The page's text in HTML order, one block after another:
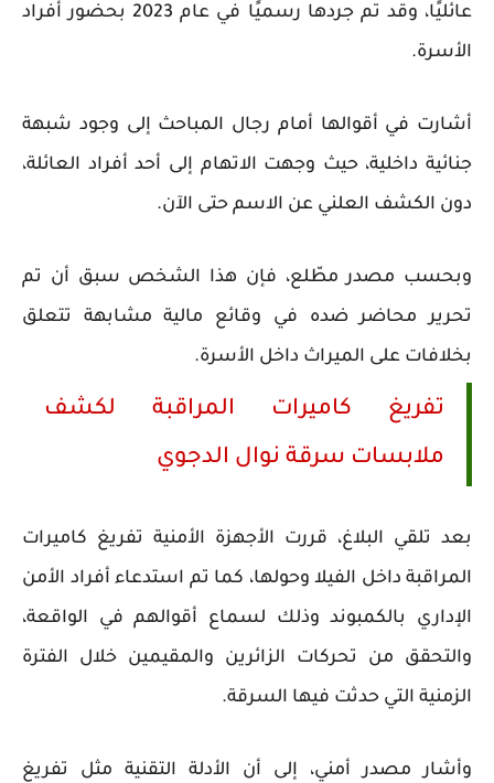
عائليًا، وقد تم جردها رسميًا في عام 2023 بحضور أفراد
الأسرة.
أشارت في أقوالها أمام رجال المباحث إلى وجود شبهة
جنائية داخلية، حيث وجهت الاتهام إلى أحد أفراد العائلة،
دون الكشف العلني عن الاسم حتى الآن.
وبحسب مصدر مطّلع، فإن هذا الشخص سبق أن تم
تحرير محاضر ضده في وقائع مالية مشابهة تتعلق
بخلافات على الميراث داخل الأسرة.
تفريغ كاميرات المراقبة لكشف
ملابسات سرقة نوال الدجوي
بعد تلقي البلاغ، قررت الأجهزة الأمنية تفريغ كاميرات
المراقبة داخل الفيلا وحولها، كما تم استدعاء أفراد الأمن
الإداري بالكمبوند وذلك لسماع أقوالهم في الواقعة،
والتحقق من تحركات الزائرين والمقيمين خلال الفترة
الزمنية التي حدثت فيها السرقة.
وأشار مصدر أمني، إلى أن الأدلة التقنية مثل تفريغ